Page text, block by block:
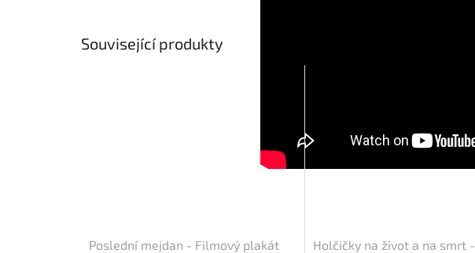
Související produkty
Poslední mejdan - Filmový plakát
Holčičky na život a na smrt -